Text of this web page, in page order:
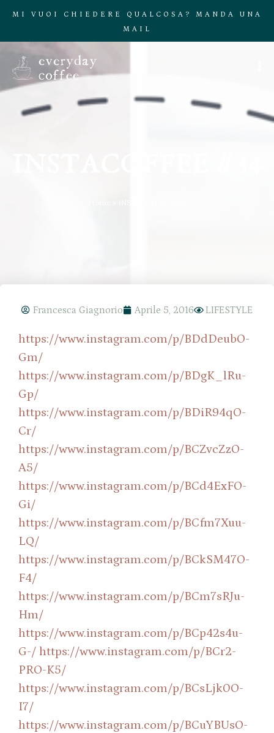
MI VUOI CHIEDERE QUALCOSA? MANDA UNA
MAIL
Francesca Giagnorio Aprile 5, 2016 LIFESTYLE
https://www.instagram.com/p/BDdDeubO-
Gm/
https://www.instagram.com/p/BDgK_lRu-
Gp/
https://www.instagram.com/p/BDiR94qO-
Cr/
https://www.instagram.com/p/BCZvcZzO-
A5/
https://www.instagram.com/p/BCd4ExFO-
Gi/
https://www.instagram.com/p/BCfm7Xuu-
LQ/
https://www.instagram.com/p/BCkSM47O-
F4/
https://www.instagram.com/p/BCm7sRJu-
Hm/
https://www.instagram.com/p/BCp42s4u-
G-/ https://www.instagram.com/p/BCr2-
PRO-K5/
https://www.instagram.com/p/BCsLjk0O-
I7/
https://www.instagram.com/p/BCuYBUsO-